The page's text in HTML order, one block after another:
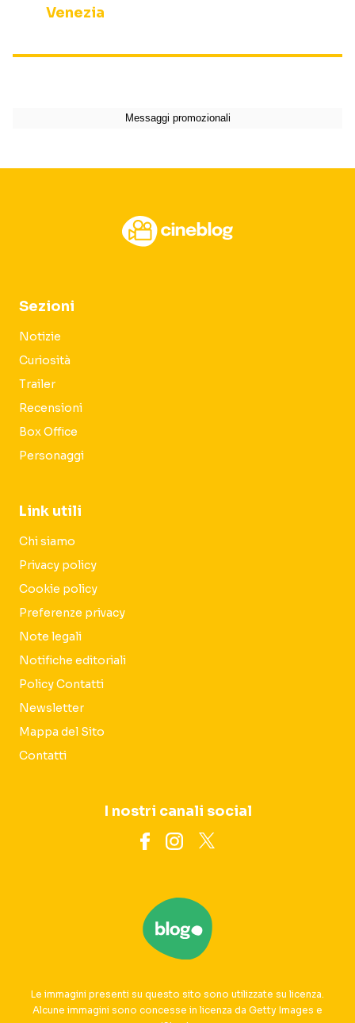
Venezia
Sezioni
Notizie
Curiosità
Trailer
Recensioni
Box Office
Personaggi
Link utili
Chi siamo
Privacy policy
Cookie policy
Preferenze privacy
Note legali
Notifiche editoriali
Policy Contatti
Newsletter
Mappa del Sito
Contatti
I nostri canali social
Le immagini presenti su questo sito sono utilizzate su licenza.
Alcune immagini sono concesse in licenza da Getty Images e